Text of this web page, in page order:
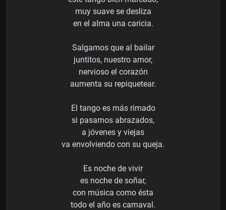
muy suave se desliza
en el alma una caricia.
Salgamos que al bailar
juntitos, nuestro amor,
nervioso el corazón
aumenta su repiquetear.
El tango es más rimado
si pasamos abrazados,
a jóvenes y viejas
va envolviendo con su queja.
Es noche de vivir
es noche de soñar,
con música como ésta
todo el año es carnaval.